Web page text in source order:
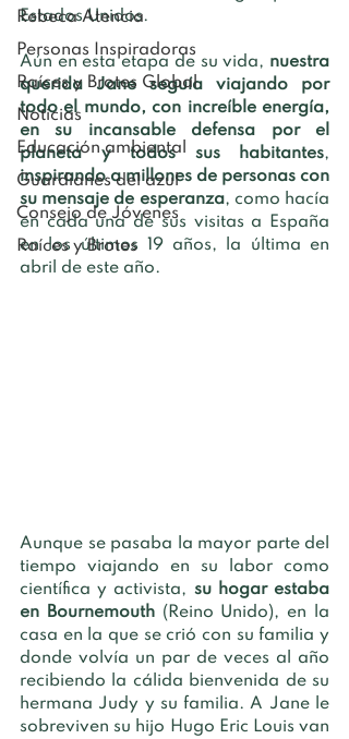
Rebeca Atencia
Personas Inspiradoras
Raíces y Brotes Global
Noticias
Educación ambiental
Guardianes del azul
Consejo de Jóvenes
Raíces y Brotes
Estados Unidos.
Aún en esta etapa de su vida, nuestra
querida Jane seguía viajando por
todo el mundo, con increíble energía,
en su incansable defensa por el
planeta y todos sus habitantes,
inspirando a millones de personas con
su mensaje de esperanza, como hacía
en cada una de sus visitas a España
en los últimos 19 años, la última en
abril de este año.
Aunque se pasaba la mayor parte del
tiempo viajando en su labor como
científica y activista, su hogar estaba
en Bournemouth (Reino Unido), en la
casa en la que se crió con su familia y
donde volvía un par de veces al año
recibiendo la cálida bienvenida de su
hermana Judy y su familia. A Jane le
sobreviven su hijo Hugo Eric Louis van